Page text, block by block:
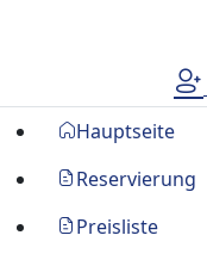
Hauptseite
Reservierung
Preisliste